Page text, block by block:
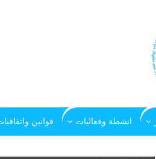
انشطة وفعاليات قوانين